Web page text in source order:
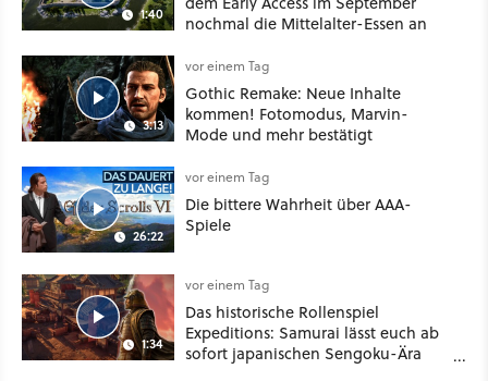
1:40
nochmal die Mittelalter-Essen an
3:13
vor einem Tag
Gothic Remake: Neue Inhalte
kommen! Fotomodus, Marvin-
Mode und mehr bestätigt
26:22
vor einem Tag
Die bittere Wahrheit über AAA-
Spiele
1:34
vor einem Tag
Das historische Rollenspiel
Expeditions: Samurai lässt euch ab
sofort japanischen Sengoku-Ära